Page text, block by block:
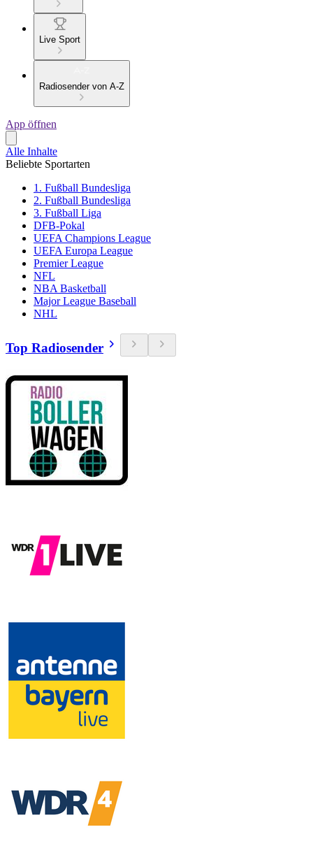
Live Sport
Radiosender von A-Z
App öffnen
Alle Inhalte
Beliebte Sportarten
1. Fußball Bundesliga
2. Fußball Bundesliga
3. Fußball Liga
DFB-Pokal
UEFA Champions League
UEFA Europa League
Premier League
NFL
NBA Basketball
Major League Baseball
NHL
Top Radiosender